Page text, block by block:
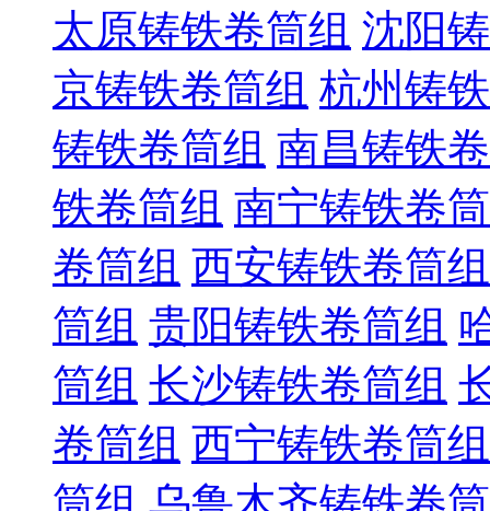
太原铸铁卷筒组 沈阳
京铸铁卷筒组 杭州铸
铸铁卷筒组 南昌铸铁
铁卷筒组 南宁铸铁卷
卷筒组 西安铸铁卷筒组
筒组 贵阳铸铁卷筒组
筒组 长沙铸铁卷筒组
卷筒组 西宁铸铁卷筒组